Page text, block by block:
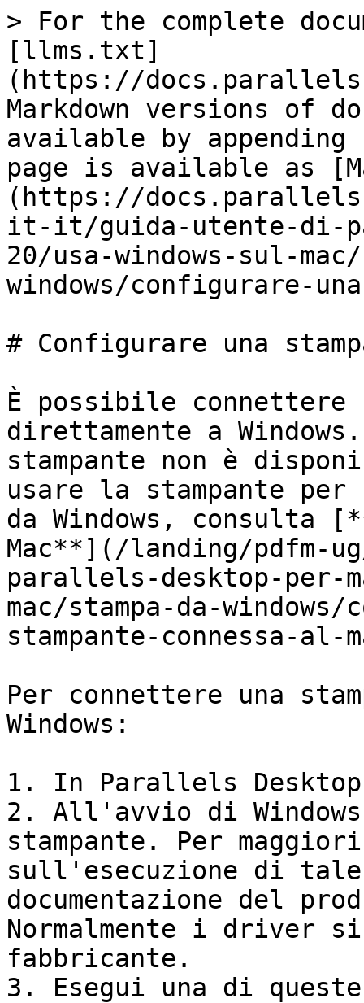
> For the complete
[llms.txt]
(https://
Markdown versions of
available by
page is available as
(https://
it-it/guida-utente-di-
20/usa-windows-sul-
windows/configurare-
# Configurare una
È possibile connettere
direttamente a
stampante non è
usare la stampante per
da Windows, consulta
Mac**](/landing/
parallels-desktop-per-
mac/stampa-da-
stampante-connessa-al-
Per connettere una
Windows:
1. In Parallels
2. All'avvio di
stampante. Per
sull'esecuzione di
documentazione del
Normalmente i driver
fabbricante.
3. Esegui una di